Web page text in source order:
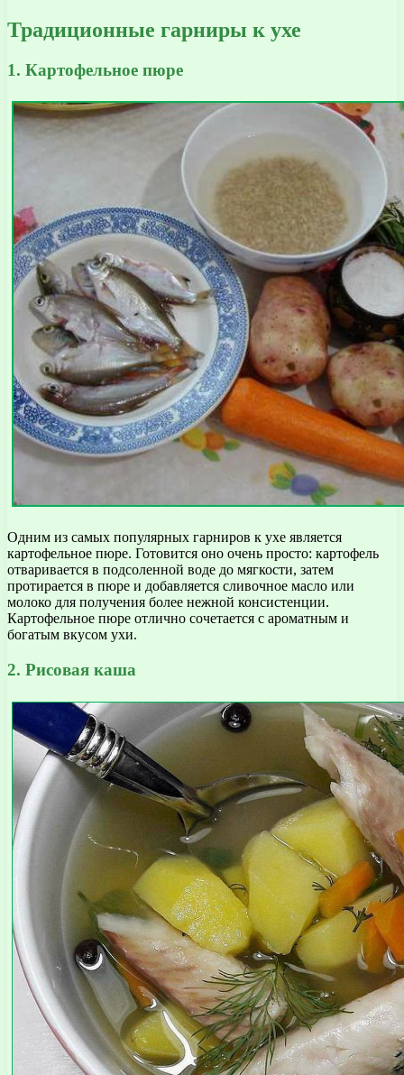
Традиционные гарниры к ухе
1. Картофельное пюре
Одним из самых популярных гарниров к ухе является
картофельное пюре. Готовится оно очень просто: картофель
отваривается в подсоленной воде до мягкости, затем
протирается в пюре и добавляется сливочное масло или
молоко для получения более нежной консистенции.
Картофельное пюре отлично сочетается с ароматным и
богатым вкусом ухи.
2. Рисовая каша